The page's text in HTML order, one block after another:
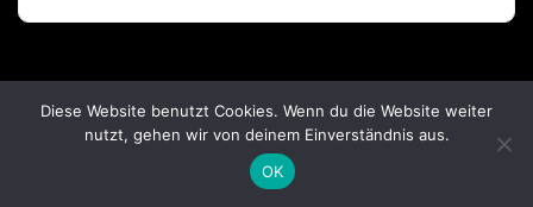
Diese Website benutzt Cookies. Wenn du die Website weiter
nutzt, gehen wir von deinem Einverständnis aus.
OK